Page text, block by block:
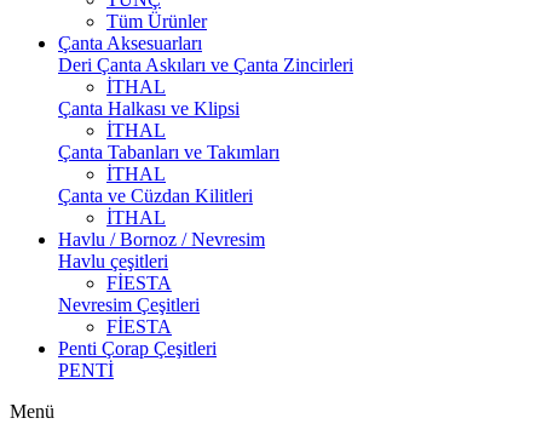
Tüm Ürünler
Çanta Aksesuarları
Deri Çanta Askıları ve Çanta Zincirleri
İTHAL
Çanta Halkası ve Klipsi
İTHAL
Çanta Tabanları ve Takımları
İTHAL
Çanta ve Cüzdan Kilitleri
İTHAL
Havlu / Bornoz / Nevresim
Havlu çeşitleri
FİESTA
Nevresim Çeşitleri
FİESTA
Penti Çorap Çeşitleri
PENTİ
Menü